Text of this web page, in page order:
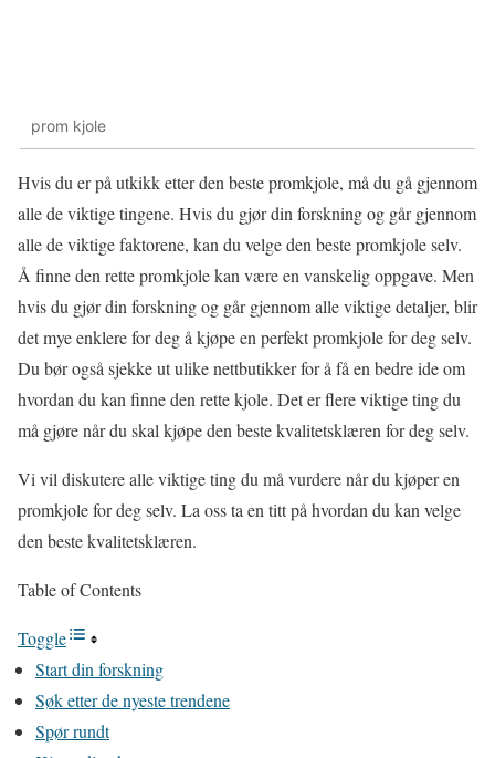
prom kjole
Hvis du er på utkikk etter den beste promkjole, må du gå gjennom
alle de viktige tingene. Hvis du gjør din forskning og går gjennom
alle de viktige faktorene, kan du velge den beste promkjole selv.
Å finne den rette promkjole kan være en vanskelig oppgave. Men
hvis du gjør din forskning og går gjennom alle viktige detaljer, blir
det mye enklere for deg å kjøpe en perfekt promkjole for deg selv.
Du bør også sjekke ut ulike nettbutikker for å få en bedre ide om
hvordan du kan finne den rette kjole. Det er flere viktige ting du
må gjøre når du skal kjøpe den beste kvalitetsklæren for deg selv.
Vi vil diskutere alle viktige ting du må vurdere når du kjøper en
promkjole for deg selv. La oss ta en titt på hvordan du kan velge
den beste kvalitetsklæren.
Table of Contents
Toggle
Start din forskning
Søk etter de nyeste trendene
Spør rundt